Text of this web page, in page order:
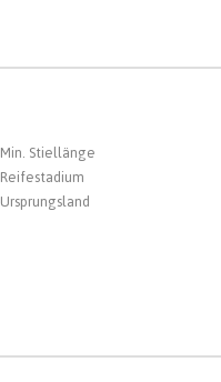
Min. Stiellänge
Reifestadium
Ursprungsland